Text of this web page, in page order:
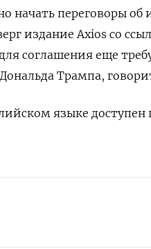
​начать переговоры ‌об
издание Axios со
соглашения еще
Трампа,
‌языке